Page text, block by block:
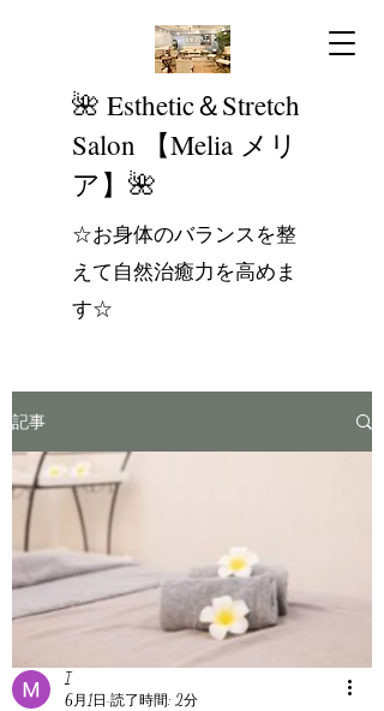
​🌺 Esthetic＆Stretch
Salon 【Melia メリ
ア】🌺
☆お身体のバランスを整
えて自然治癒力を高めま
す☆
記事
I
6月1日 読了時間: 2分